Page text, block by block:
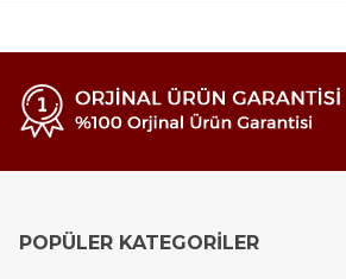
POPÜLER KATEGORİLER